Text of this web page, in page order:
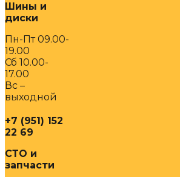
Шины и
диски
Пн-Пт 09.00-
19.00
Сб 10.00-
17.00
Вс –
выходной
+7 (951) 152
22 69
СТО и
запчасти